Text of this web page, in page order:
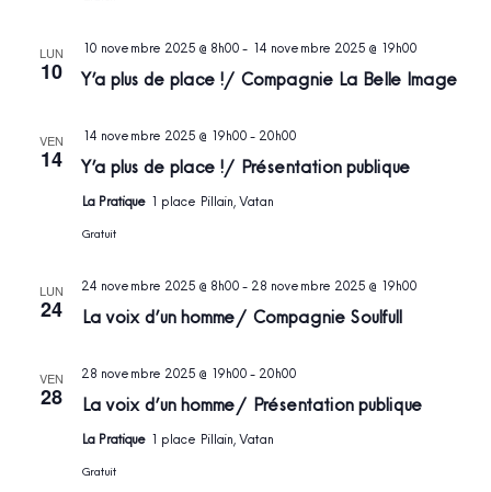
LUN
10 Y’a plus de place ! / Compagnie La Belle Image
10 novembre 2025 @ 8h00- 14 novembre 2025 @ 19h00
VEN
14 Y’a plus de place ! / Présentation publique
14 novembre 2025 @ 19h00- 20h00
La Pratique 1 place Pillain, Vatan
Gratuit
LUN
24 La voix d’un homme / Compagnie Soulfull
24 novembre 2025 @ 8h00- 28 novembre 2025 @ 19h00
VEN
28 La voix d’un homme / Présentation publique
28 novembre 2025 @ 19h00- 20h00
La Pratique 1 place Pillain, Vatan
Gratuit